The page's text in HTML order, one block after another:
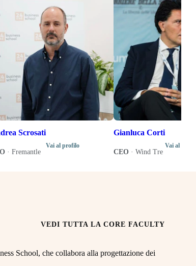
Scrosati
· Fremantle
Vai al profilo
Gianluca Corti
CEO · Wind Tre
Vai al profilo
VEDI TUTTA LA CORE FACULTY
School, che collabora alla progettazione dei